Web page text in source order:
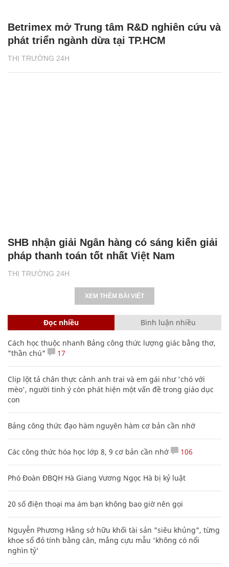
THỊ TRƯỜNG 24H
Betrimex mở Trung tâm R&D nghiên cứu và
phát triển ngành dừa tại TP.HCM
THỊ TRƯỜNG 24H
SHB nhận giải Ngân hàng có sáng kiến giải
pháp thanh toán tốt nhất Việt Nam
XEM THÊM BÀI VIẾT
Đọc nhiều Bình luận nhiều
Cách học thuộc nhanh Bảng công thức lượng giác bằng thơ,
"thần chú"
17
Clip lột tả chân thực cảnh anh trai và em gái như 'chó với
mèo', người tinh ý còn phát hiện một vấn đề trong giáo dục
con
Bảng công thức đạo hàm nguyên hàm cơ bản cần nhớ
Các công thức hóa học lớp 8, 9 cơ bản cần nhớ 106
Phó Đoàn ĐBQH Hà Giang Vương Ngọc Hà bị kỷ luật
20 số điện thoại ma ám bạn không bao giờ nên gọi
Nguyễn Phương Hằng sở hữu khối tài sản "siêu khủng", từng
khoe sổ đỏ tính bằng cân, mắng cựu mẫu 'không có nổi
nghìn tỷ'